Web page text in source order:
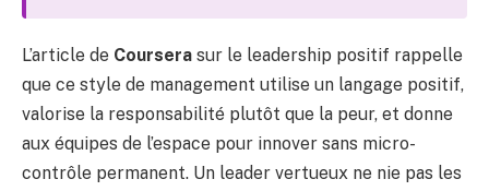
L’article de Coursera sur le leadership positif rappelle
que ce style de management utilise un langage positif,
valorise la responsabilité plutôt que la peur, et donne
aux équipes de l’espace pour innover sans micro-
contrôle permanent. Un leader vertueux ne nie pas les